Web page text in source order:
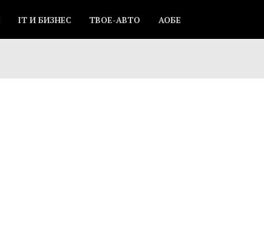
IT И БИЗНЕС ТВОЕ-АВТО АОБЕ